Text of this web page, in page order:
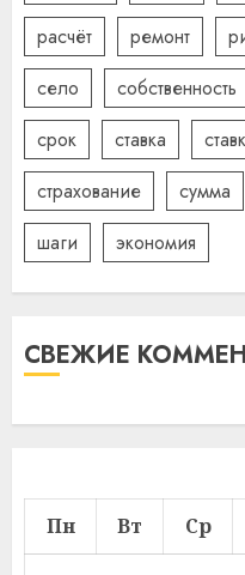
расчёт
ремонт
село
собственность
срок
ставка
страхование
сумма
шаги
экономия
СВЕЖИЕ
Пн Вт Ср